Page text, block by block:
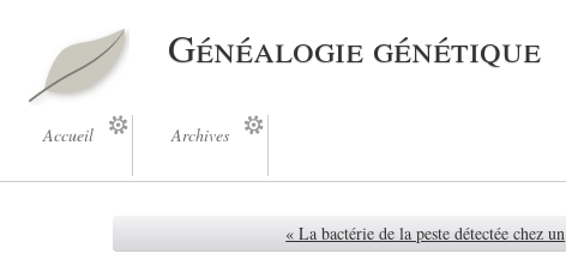
Généalogie génétique
Accueil Archives
« La bactérie de la peste détectée chez un